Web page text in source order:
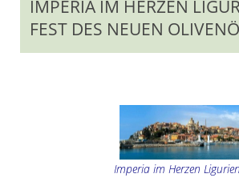
IMPERIA IM HERZEN
FEST DES NEUEN
Imperia im Herzen